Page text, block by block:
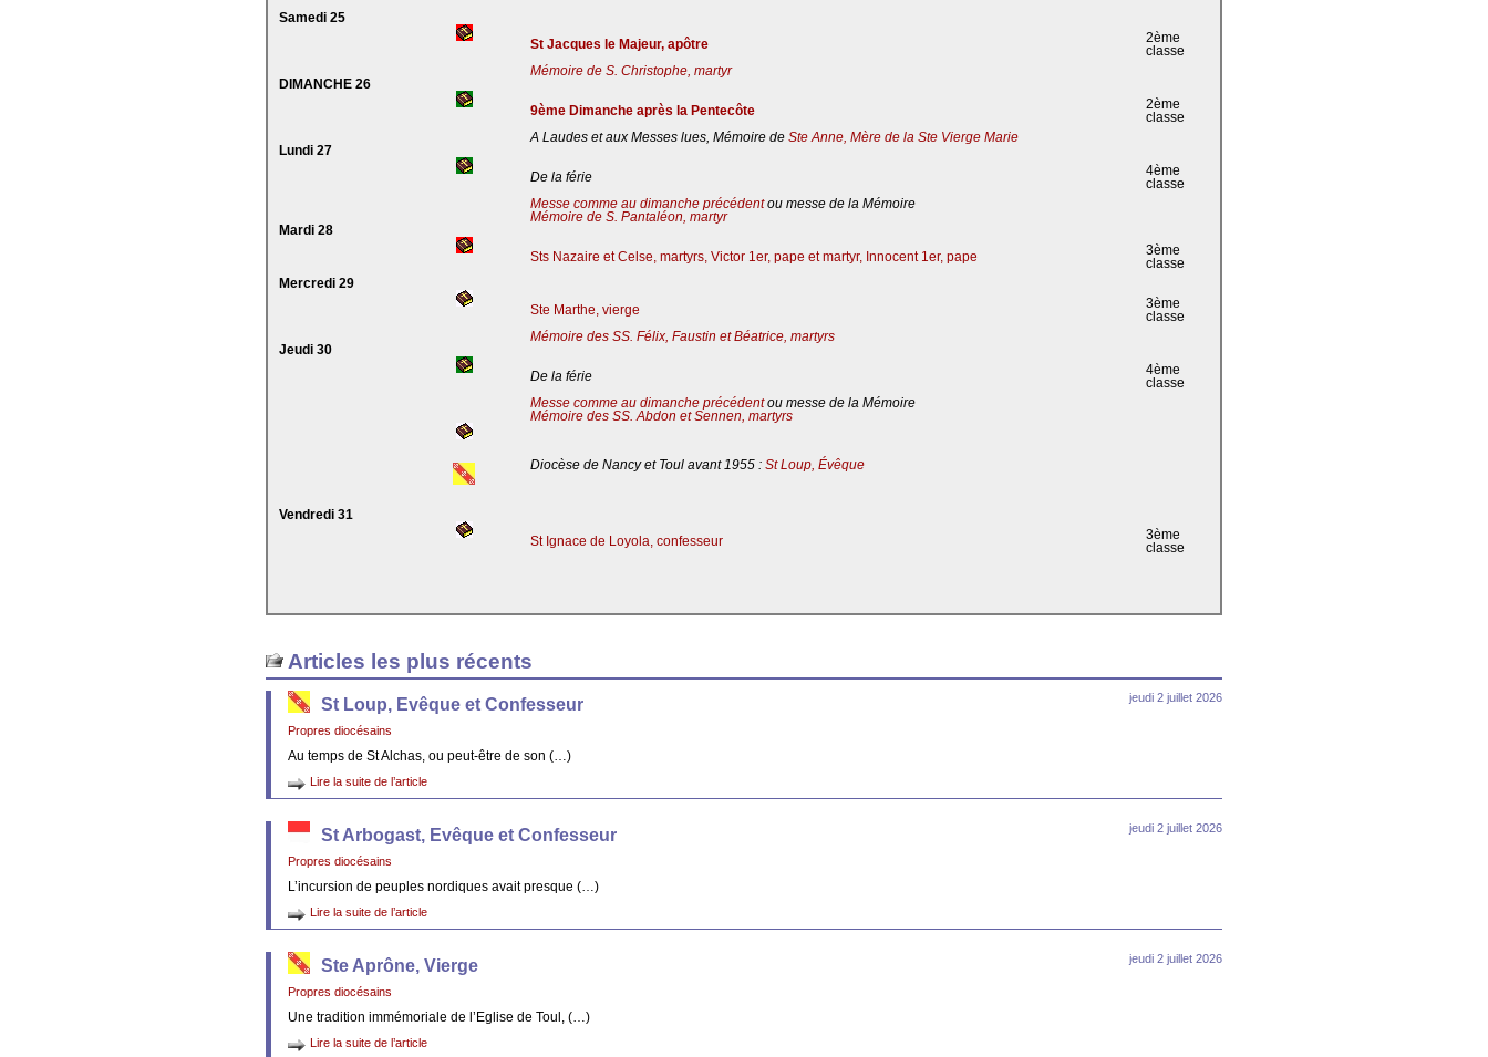
Samedi 25
St Jacques le Majeur, apôtre
2ème
classe
Mémoire de S. Christophe, martyr
DIMANCHE 26
9ème Dimanche après la Pentecôte
2ème
classe
A Laudes et aux Messes lues, Mémoire de Ste Anne, Mère de la Ste Vierge Marie
Lundi 27
De la férie
4ème
classe
Messe comme au dimanche précédentou messe de la Mémoire
Mémoire de S. Pantaléon, martyr
Mardi 28
Sts Nazaire et Celse, martyrs, Victor 1er, pape et martyr, Innocent 1er, pape
3ème
classe
Mercredi 29
Ste Marthe, vierge
3ème
classe
Mémoire des SS. Félix, Faustin et Béatrice, martyrs
Jeudi 30
De la férie
4ème
classe
Messe comme au dimanche précédentou messe de la Mémoire
Mémoire des SS. Abdon et Sennen, martyrs
Diocèse de Nancy et Toul avant 1955 : St Loup, Évêque
Vendredi 31
St Ignace de Loyola, confesseur
3ème
classe
Articles les plus récents
jeudi 2 juillet 2026
St Loup, Evêque et Confesseur
Propres diocésains
Au temps de St Alchas, ou peut-être de son (…)
Lire la suite de l’article
jeudi 2 juillet 2026
St Arbogast, Evêque et Confesseur
Propres diocésains
L’incursion de peuples nordiques avait presque (…)
Lire la suite de l’article
jeudi 2 juillet 2026
Ste Aprône, Vierge
Propres diocésains
Une tradition immémoriale de l’Eglise de Toul, (…)
Lire la suite de l’article